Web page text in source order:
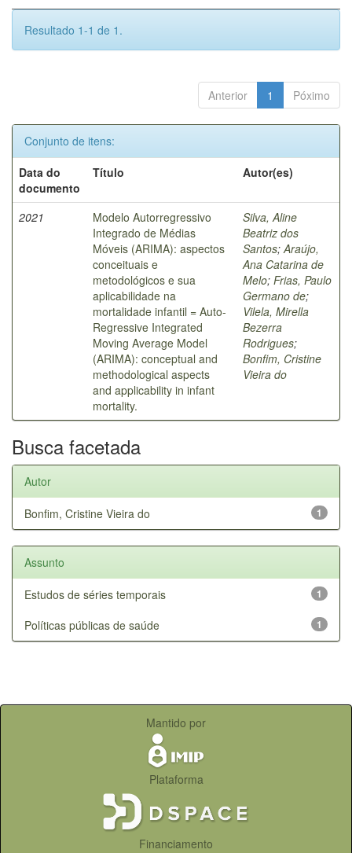
Resultado 1-1 de 1.
Anterior 1 Póximo
Conjunto de itens:
Data do
documento
Título Autor(es)
2021
Modelo Autorregressivo
Integrado de Médias
Móveis (ARIMA): aspectos
conceituais e
metodológicos e sua
aplicabilidade na
mortalidade infantil = Auto-
Regressive Integrated
Moving Average Model
(ARIMA): conceptual and
methodological aspects
and applicability in infant
mortality.
Silva, Aline
Beatriz dos
Santos; Araújo,
Ana Catarina de
Melo; Frias, Paulo
Germano de;
Vilela, Mirella
Bezerra
Rodrigues;
Bonfim, Cristine
Vieira do
Busca facetada
Autor
1
Bonfim, Cristine Vieira do
Assunto
1
Estudos de séries temporais
1
Políticas públicas de saúde
Mantido por
Plataforma
Financiamento